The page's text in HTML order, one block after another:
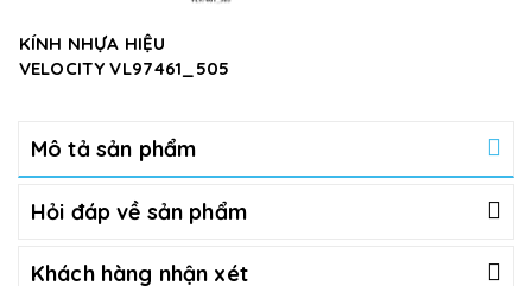
KÍNH NHỰA HIỆU
VELOCITY VL97461_505
Mô tả sản phẩm
Hỏi đáp về sản phẩm
Khách hàng nhận xét